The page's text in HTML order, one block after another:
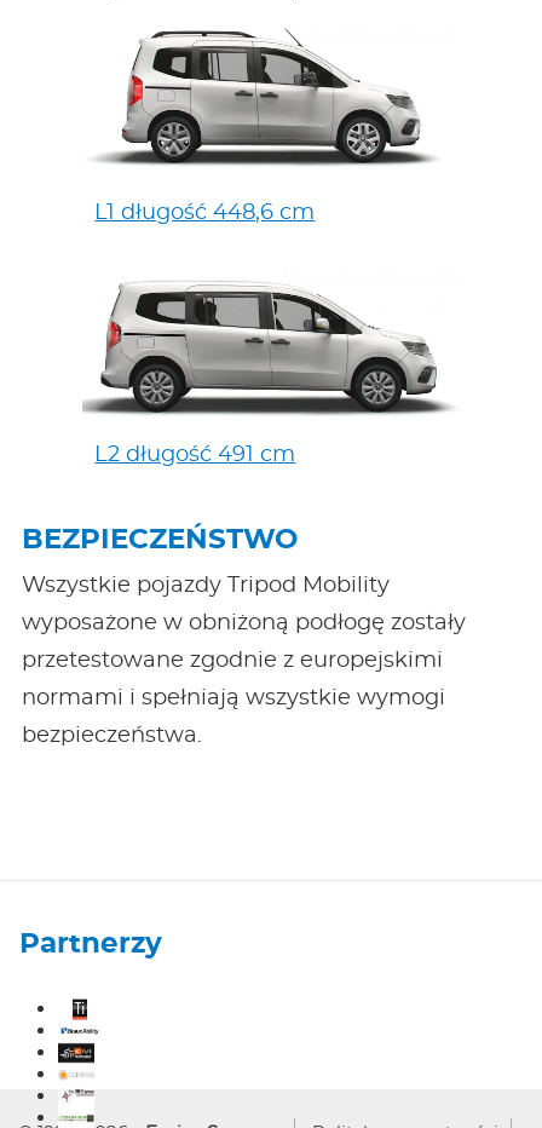
L1 długość 448,6 cm
L2 długość 491 cm
BEZPIECZEŃSTWO
Wszystkie pojazdy Tripod Mobility
wyposażone w obniżoną podłogę zostały
przetestowane zgodnie z europejskimi
normami i spełniają wszystkie wymogi
bezpieczeństwa.
Partnerzy